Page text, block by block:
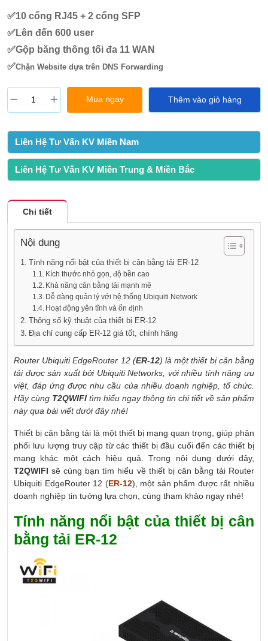
✅10 cổng RJ45 + 2 cổng SFP
✅Lên đến 600 user
✅Gộp băng thông tối đa 11 WAN
✅Chặn Website dựa trên DNS Forwarding
Mua ngay Thêm vào giỏ hàng
Liên Hệ Tư Vấn KV Miền Nam
Liên Hệ Tư Vấn KV Miền Trung & Miền Bắc
Chi tiết
Nội dung
Tính năng nổi bật của thiết bị cân bằng tải ER-12
Kích thước nhỏ gọn, độ bền cao
Khả năng cân bằng tải mạnh mẽ
Dễ dàng quản lý với hệ thống Ubiquiti Network
Hoạt động yên tĩnh và ổn định
Thông số kỹ thuật của thiết bị ER-12
Địa chỉ cung cấp ER-12 giá tốt, chính hãng
Router Ubiquiti EdgeRouter 12 (ER-12) là một thiết bị cân bằng
tải được sản xuất bởi Ubiquiti Networks, với nhiều tính năng ưu
việt, đáp ứng được nhu cầu của nhiều doanh nghiệp, tổ chức.
Hãy cùng T2QWIFI tìm hiểu ngay thông tin chi tiết về sản phẩm
này qua bài viết dưới đây nhé!
Thiết bị cân bằng tải là một thiết bị mạng quan trọng, giúp phân
phối lưu lượng truy cập từ các thiết bị đầu cuối đến các thiết bị
mạng khác một cách hiệu quả. Trong nội dung dưới đây,
T2QWIFI sẽ cùng bạn tìm hiểu về thiết bị cân bằng tải Router
Ubiquiti EdgeRouter 12 (ER-12), một sản phẩm được rất nhiều
doanh nghiệp tin tưởng lựa chọn, cùng tham khảo ngay nhé!
Tính năng nổi bật của thiết bị cân
bằng tải ER-12